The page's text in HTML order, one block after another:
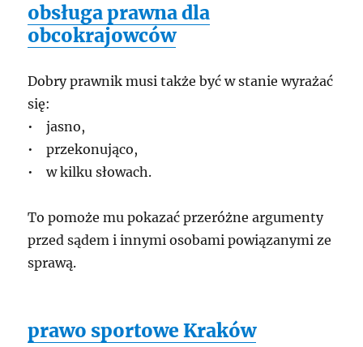
obsługa prawna dla
obcokrajowców
Dobry prawnik musi także być w stanie wyrażać
się:
• jasno,
• przekonująco,
• w kilku słowach.
To pomoże mu pokazać przeróżne argumenty
przed sądem i innymi osobami powiązanymi ze
sprawą.
prawo sportowe Kraków